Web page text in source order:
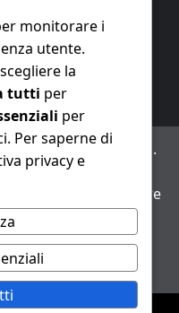
reg. Trib. Milano n.
Andrea Fiorini
sito possono essere
di intelligenza
di un redattore
e cookie
monitorare i
utente.
la
tutti per
per
Per saperne di
privacy e